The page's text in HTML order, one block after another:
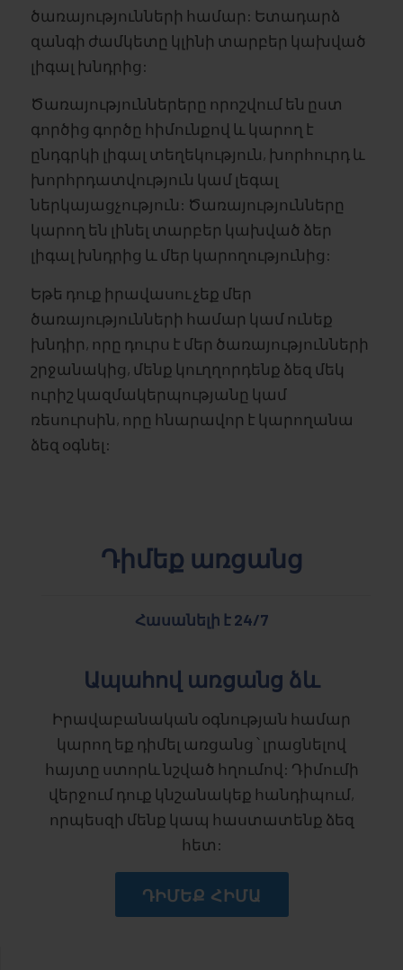
ծառայությունների համար: Ետադարձ
զանգի ժամկետը կլինի տարբեր կախված
լիգալ խնդրից:
Ծառայություններերը որոշվում են ըստ
գործից գործը հիմունքով և կարող է
ընդգրկի լիգալ տեղեկություն, խորհուրդ և
խորհրդատվություն կամ լեգալ
ներկայացչություն: Ծառայությունները
կարող են լինել տարբեր կախված ձեր
լիգալ խնդրից և մեր կարողությունից:
Եթե դուք իրավասու չեք մեր
ծառայությունների համար կամ ունեք
խնդիր, որը դուրս է մեր ծառայությունների
շրջանակից, մենք կուղղորդենք ձեզ մեկ
ուրիշ կազմակերպությանը կամ
ռեսուրսին, որը հնարավոր է կարողանա
ձեզ օգնել:
Դիմեք առցանց
Հասանելի է 24/7
Ապահով առցանց ձև
Իրավաբանական օգնության համար
կարող եք դիմել առցանց ՝ լրացնելով
հայտը ստորև նշված հղումով: Դիմումի
վերջում դուք կնշանակեք հանդիպում,
որպեսզի մենք կապ հաստատենք ձեզ
հետ:
ԴԻՄԵՔ ՀԻՄԱ